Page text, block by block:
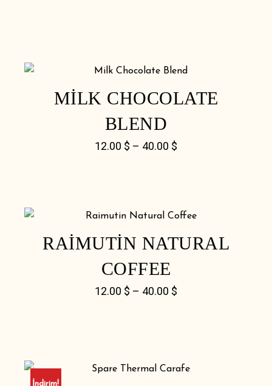
MILK CHOCOLATE
BLEND
12.00 $ – 40.00 $
RAIMUTIN NATURAL
COFFEE
12.00 $ – 40.00 $
İndirim!